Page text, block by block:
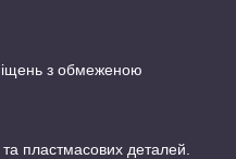
з обмеженою
пластмасових деталей.